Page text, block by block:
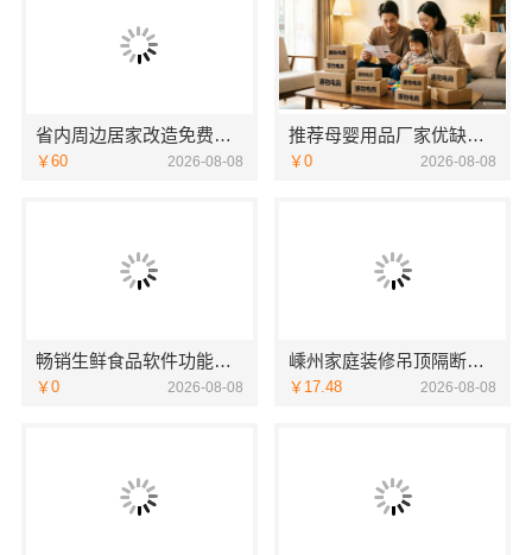
省内周边居家改造免费量房收费标准-浙江乐享新材料
￥60 2026-08-08
推荐母婴用品厂家优缺点湖北省惠物电子商务有限公司
￥0 2026-08-08
畅销生鲜食品软件功能湖北省惠物电子商务有限公司
￥0 2026-08-08
嵊州家庭装修吊顶隔断，浙江宜美嘉装饰工程有限公司匠心工艺
￥17.48 2026-08-08